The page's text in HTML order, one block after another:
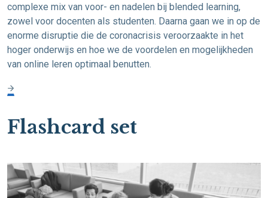
complexe mix van voor- en nadelen bij blended learning,
zowel voor docenten als studenten. Daarna gaan we in op de
enorme disruptie die de coronacrisis veroorzaakte in het
hoger onderwijs en hoe we de voordelen en mogelijkheden
van online leren optimaal benutten.
Flashcard set